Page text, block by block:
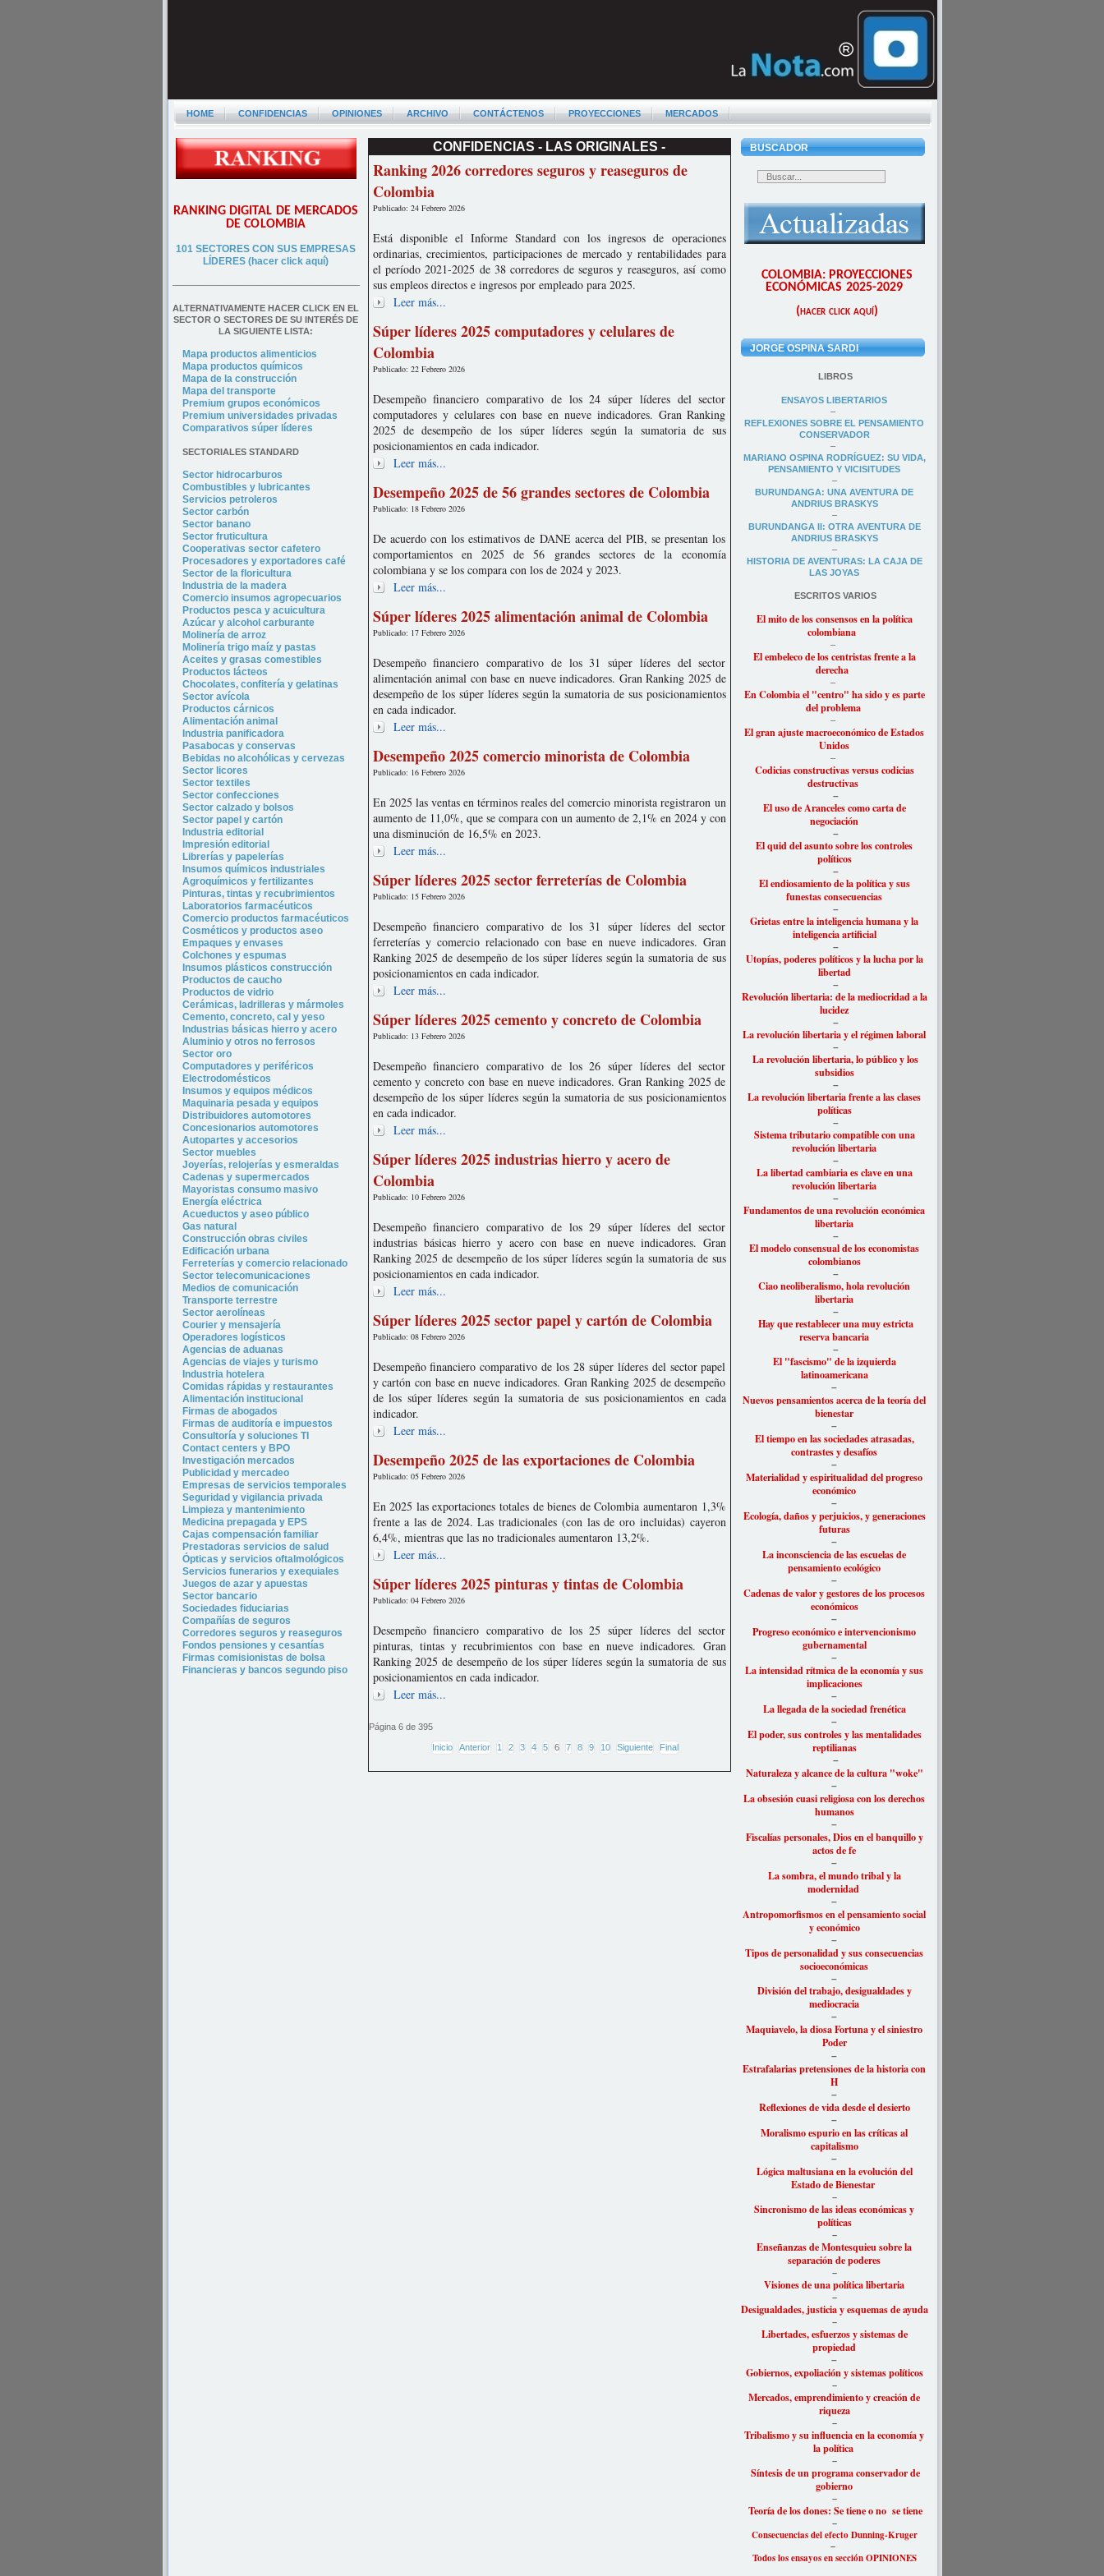
HOME CONFIDENCIAS OPINIONES ARCHIVO CONTÁCTENOS PROYECCIONES MERCADOS
RANKING DIGITAL DE MERCADOS
DE COLOMBIA
101 SECTORES CON SUS EMPRESAS
LÍDERES (hacer click aquí)
––––––––––––––––––––––––––––––––––––––
ALTERNATIVAMENTE HACER CLICK EN EL
SECTOR O SECTORES DE SU INTERÉS DE
LA SIGUIENTE LISTA:
Mapa productos alimenticios
Mapa productos químicos
Mapa de la construcción
Mapa del transporte
Premium grupos económicos
Premium universidades privadas
Comparativos súper líderes
SECTORIALES STANDARD
Sector hidrocarburos
Combustibles y lubricantes
Servicios petroleros
Sector carbón
Sector banano
Sector fruticultura
Cooperativas sector cafetero
Procesadores y exportadores café
Sector de la floricultura
Industria de la madera
Comercio insumos agropecuarios
Productos pesca y acuicultura
Azúcar y alcohol carburante
Molinería de arroz
Molinería trigo maíz y pastas
Aceites y grasas comestibles
Productos lácteos
Chocolates, confitería y gelatinas
Sector avícola
Productos cárnicos
Alimentación animal
Industria panificadora
Pasabocas y conservas
Bebidas no alcohólicas y cervezas
Sector licores
Sector textiles
Sector confecciones
Sector calzado y bolsos
Sector papel y cartón
Industria editorial
Impresión editorial
Librerías y papelerías
Insumos químicos industriales
Agroquímicos y fertilizantes
Pinturas, tintas y recubrimientos
Laboratorios farmacéuticos
Comercio productos farmacéuticos
Cosméticos y productos aseo
Empaques y envases
Colchones y espumas
Insumos plásticos construcción
Productos de caucho
Productos de vidrio
Cerámicas, ladrilleras y mármoles
Cemento, concreto, cal y yeso
Industrias básicas hierro y acero
Aluminio y otros no ferrosos
Sector oro
Computadores y periféricos
Electrodomésticos
Insumos y equipos médicos
Maquinaria pesada y equipos
Distribuidores automotores
Concesionarios automotores
Autopartes y accesorios
Sector muebles
Joyerías, relojerías y esmeraldas
Cadenas y supermercados
Mayoristas consumo masivo
Energía eléctrica
Acueductos y aseo público
Gas natural
Construcción obras civiles
Edificación urbana
Ferreterías y comercio relacionado
Sector telecomunicaciones
Medios de comunicación
Transporte terrestre
Sector aerolíneas
Courier y mensajería
Operadores logísticos
Agencias de aduanas
Agencias de viajes y turismo
Industria hotel era
Comidas rápidas y restaurantes
Alimentación institucional
Firmas de abogados
Firmas de auditoría e impuestos
Consultoría y soluciones TI
Contact centers y BPO
Investigación mercados
Publicidad y mercadeo
Empresas de servicios temporales
Seguridad y vigilancia privada
Limpieza y mantenimiento
Medicina prepagada y EPS
Cajas compensación familiar
Prestadoras servicios de salud
Ópticas y servicios oftalmológicos
Servicios funerarios y exequiales
Juegos de azar y apuestas
Sector bancario
Sociedades fiduciarias
Compañías de seguros
Corredores seguros y reaseguros
Fondos pensiones y cesantías
Firmas comisionistas de bolsa
Financieras y bancos segundo piso
CONFIDENCIAS - LAS ORIGINALES -
Ranking 2026 corredores seguros y reaseguros de
Colombia
Publicado: 24 Febrero 2026
Está disponible el Informe Standard con los ingresos de operaciones
ordinarias, crecimientos, participaciones de mercado y rentabilidades para
el período 2021-2025 de 38 corredores de seguros y reaseguros, así como
sus empleos directos e ingresos por empleado para 2025.
Leer más...
Súper líderes 2025 computadores y celulares de
Colombia
Publicado: 22 Febrero 2026
Desempeño financiero comparativo de los 24 súper líderes del sector
computadores y celulares con base en nueve indicadores. Gran Ranking
2025 de desempeño de los súper líderes según la sumatoria de sus
posicionamientos en cada indicador.
Leer más...
Desempeño 2025 de 56 grandes sectores de Colombia
Publicado: 18 Febrero 2026
De acuerdo con los estimativos de DANE acerca del PIB, se presentan los
comportamientos en 2025 de 56 grandes sectores de la economía
colombiana y se los compara con los de 2024 y 2023.
Leer más...
Súper líderes 2025 alimentación animal de Colombia
Publicado: 17 Febrero 2026
Desempeño financiero comparativo de los 31 súper líderes del sector
alimentación animal con base en nueve indicadores. Gran Ranking 2025 de
desempeño de los súper líderes según la sumatoria de sus posicionamientos
en cada indicador.
Leer más...
Desempeño 2025 comercio minorista de Colombia
Publicado: 16 Febrero 2026
En 2025 las ventas en términos reales del comercio minorista registraron un
aumento de 11,0%, que se compara con un aumento de 2,1% en 2024 y con
una disminución de 16,5% en 2023.
Leer más...
Súper líderes 2025 sector ferreterías de Colombia
Publicado: 15 Febrero 2026
Desempeño financiero comparativo de los 31 súper líderes del sector
ferreterías y comercio relacionado con base en nueve indicadores. Gran
Ranking 2025 de desempeño de los súper líderes según la sumatoria de sus
posicionamientos en cada indicador.
Leer más...
Súper líderes 2025 cemento y concreto de Colombia
Publicado: 13 Febrero 2026
Desempeño financiero comparativo de los 26 súper líderes del sector
cemento y concreto con base en nueve indicadores. Gran Ranking 2025 de
desempeño de los súper líderes según la sumatoria de sus posicionamientos
en cada indicador.
Leer más...
Súper líderes 2025 industrias hierro y acero de
Colombia
Publicado: 10 Febrero 2026
Desempeño financiero comparativo de los 29 súper líderes del sector
industrias básicas hierro y acero con base en nueve indicadores. Gran
Ranking 2025 de desempeño de los súper líderes según la sumatoria de sus
posicionamientos en cada indicador.
Leer más...
Súper líderes 2025 sector papel y cartón de Colombia
Publicado: 08 Febrero 2026
Desempeño financiero comparativo de los 28 súper líderes del sector papel
y cartón con base en nueve indicadores. Gran Ranking 2025 de desempeño
de los súper líderes según la sumatoria de sus posicionamientos en cada
indicador.
Leer más...
Desempeño 2025 de las exportaciones de Colombia
Publicado: 05 Febrero 2026
En 2025 las exportaciones totales de bienes de Colombia aumentaron 1,3%
frente a las de 2024. Las tradicionales (con las de oro incluidas) cayeron
6,4%, mientras que las no tradicionales aumentaron 13,2%.
Leer más...
Súper líderes 2025 pinturas y tintas de Colombia
Publicado: 04 Febrero 2026
Desempeño financiero comparativo de los 25 súper líderes del sector
pinturas, tintas y recubrimientos con base en nueve indicadores. Gran
Ranking 2025 de desempeño de los súper líderes según la sumatoria de sus
posicionamientos en cada indicador.
Leer más...
Página 6 de 395
Inicio Anterior 1 2 3 4 5 6 7 8 9 10 Siguiente Final
BUSCADOR
COLOMBIA: PROYECCIONES
ECONÓMICAS 2025-2029
(hacer click aquí)
JORGE OSPINA SARDI
LIBROS
ENSAYOS LIBERTARIOS
–
REFLEXIONES SOBRE EL PENSAMIENTO
CONSERVADOR
–
MARIANO OSPINA RODRÍGUEZ: SU VIDA,
PENSAMIENTO Y VICISITUDES
–
BURUNDANGA: UNA AVENTURA DE
ANDRIUS BRASKYS
–
BURUNDANGA II: OTRA AVENTURA DE
ANDRIUS BRASKYS
–
HISTORIA DE AVENTURAS: LA CAJA DE
LAS JOYAS
ESCRITOS VARIOS
El mito de los consensos en la política
colombiana
–
El embeleco de los centristas frente a la
derecha
–
En Colombia el "centro" ha sido y es parte
del problema
–
El gran ajuste macroeconómico de Estados
Unidos
–
Codicias constructivas versus codicias
destructivas
–
El uso de Aranceles como carta de
negociación
–
El quid del asunto sobre los controles
políticos
–
El endiosamiento de la política y sus
funestas consecuencias
–
Grietas entre la inteligencia humana y la
inteligencia artificial
–
Utopías, poderes políticos y la lucha por la
libertad
–
Revolución libertaria: de la mediocridad a la
lucidez
–
La revolución libertaria y el régimen laboral
–
La revolución libertaria, lo público y los
subsidios
–
La revolución libertaria frente a las clases
políticas
–
Sistema tributario compatible con una
revolución libertaria
–
La libertad cambiaria es clave en una
revolución libertaria
–
Fundamentos de una revolución económica
libertaria
–
El modelo consensual de los economistas
colombianos
–
Ciao neoliberalismo, hola revolución
libertaria
–
Hay que restablecer una muy estricta
reserva bancaria
–
El "fascismo" de la izquierda
latinoamericana
–
Nuevos pensamientos acerca de la teoría del
bienestar
–
El tiempo en las sociedades atrasadas,
contrastes y desafíos
–
Materialidad y espiritualidad del progreso
económico
–
Ecología, daños y perjuicios, y generaciones
futuras
–
La inconsciencia de las escuelas de
pensamiento ecológico
–
Cadenas de valor y gestores de los procesos
económicos
–
Progreso económico e intervencionismo
gubernamental
–
La intensidad rítmica de la economía y sus
implicaciones
–
La llegada de la sociedad frenética
–
El poder, sus controles y las mentalidades
reptilianas
–
Naturaleza y alcance de la cultura "woke"
–
La obsesión cuasi religiosa con los derechos
humanos
–
Fiscalías personales, Dios en el banquillo y
actos de fe
–
La sombra, el mundo tribal y la
modernidad
–
Antropomorfismos en el pensamiento social
y económico
–
Tipos de personalidad y sus consecuencias
socioeconómicas
–
División del trabajo, desigualdades y
mediocracia
–
Maquiavelo, la diosa Fortuna y el siniestro
Poder
–
Estrafalarias pretensiones de la historia con
H
–
Reflexiones de vida desde el desierto
–
Moralismo espurio en las críticas al
capitalismo
–
Lógica maltusiana en la evolución del
Estado de Bienestar
–
Sincronismo de las ideas económicas y
políticas
–
Enseñanzas de Montesquieu sobre la
separación de poderes
–
Visiones de una política libertaria
–
Desigualdades, justicia y esquemas de ayuda
–
Libertades, esfuerzos y sistemas de
propiedad
–
Gobiernos, expoliación y sistemas políticos
–
Mercados, emprendimiento y creación de
riqueza
–
Tribalismo y su influencia en la economía y
la política
–
Síntesis de un programa conservador de
gobierno
–
Teoría de los dones: Se tiene o no se tiene
–
Consecuencias del efecto Dunning-Kruger
–
Todos los ensayos en sección OPINIONES